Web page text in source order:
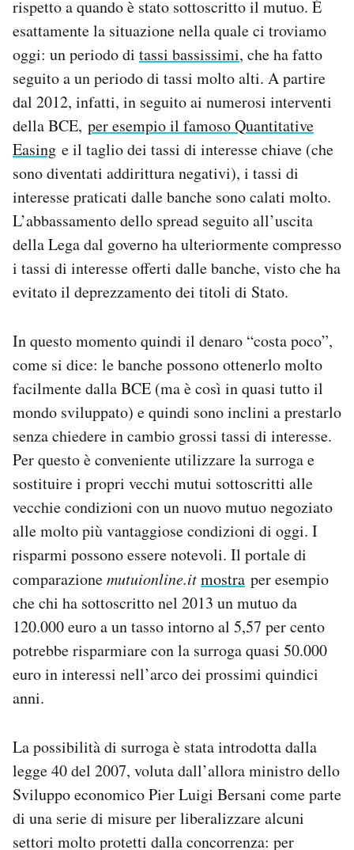
rispetto a quando è stato sottoscritto il mutuo. È
esattamente la situazione nella quale ci troviamo
oggi: un periodo di tassi bassissimi, che ha fatto
seguito a un periodo di tassi molto alti. A partire
dal 2012, infatti, in seguito ai numerosi interventi
della BCE, per esempio il famoso Quantitative
Easing e il taglio dei tassi di interesse chiave (che
sono diventati addirittura negativi), i tassi di
interesse praticati dalle banche sono calati molto.
L’abbassamento dello spread seguito all’uscita
della Lega dal governo ha ulteriormente compresso
i tassi di interesse offerti dalle banche, visto che ha
evitato il deprezzamento dei titoli di Stato.
In questo momento quindi il denaro “costa poco”,
come si dice: le banche possono ottenerlo molto
facilmente dalla BCE (ma è così in quasi tutto il
mondo sviluppato) e quindi sono inclini a prestarlo
senza chiedere in cambio grossi tassi di interesse.
Per questo è conveniente utilizzare la surroga e
sostituire i propri vecchi mutui sottoscritti alle
vecchie condizioni con un nuovo mutuo negoziato
alle molto più vantaggiose condizioni di oggi. I
risparmi possono essere notevoli. Il portale di
comparazionemutuionline.itmostra per esempio
che chi ha sottoscritto nel 2013 un mutuo da
120.000 euro a un tasso intorno al 5,57 per cento
potrebbe risparmiare con la surroga quasi 50.000
euro in interessi nell’arco dei prossimi quindici
anni.
La possibilità di surroga è stata introdotta dalla
legge 40 del 2007, voluta dall’allora ministro dello
Sviluppo economico Pier Luigi Bersani come parte
di una serie di misure per liberalizzare alcuni
settori molto protetti dalla concorrenza: per